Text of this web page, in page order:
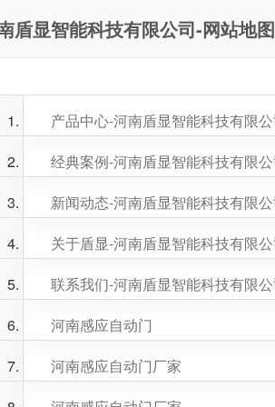
盾显智能科技有限公司-网站地图
产品中心-河南盾显智能科技有限
经典案例-河南盾显智能科技有限
新闻动态-河南盾显智能科技有限
关于盾显-河南盾显智能科技有限
联系我们-河南盾显智能科技有限
河南感应自动门
河南感应自动门厂家